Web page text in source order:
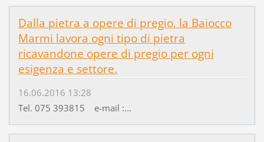
Dalla pietra a opere di pregio, la Baiocco
Marmi lavora ogni tipo di pietra
ricavandone opere di pregio per ogni
esigenza e settore.
16.06.2016 13:28
Tel. 075 393815 e-mail :...